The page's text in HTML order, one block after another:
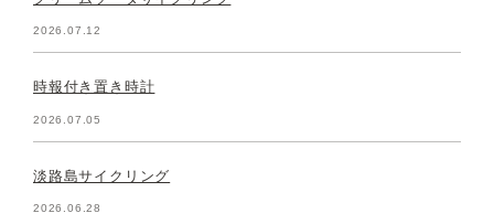
2026.07.12
時報付き置き時計
2026.07.05
淡路島サイクリング
2026.06.28